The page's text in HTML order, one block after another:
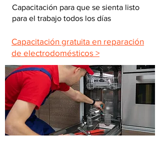
Capacitación para que se sienta listo
para el trabajo todos los días
Capacitación gratuita en reparación
de electrodomésticos >